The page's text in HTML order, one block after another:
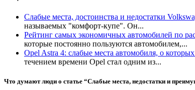
Слабые места, достоинства и недостатки
называемых "комфорт-купе". Он...
Рейтинг самых экономичных автомобилей по
которые постоянно пользуются автомобилем,...
Opel Astra 4: слабые места автомобиля, о которых
течением времени Opel стал одним из...
Что думают люди о статье “Слабые места, недостатки и